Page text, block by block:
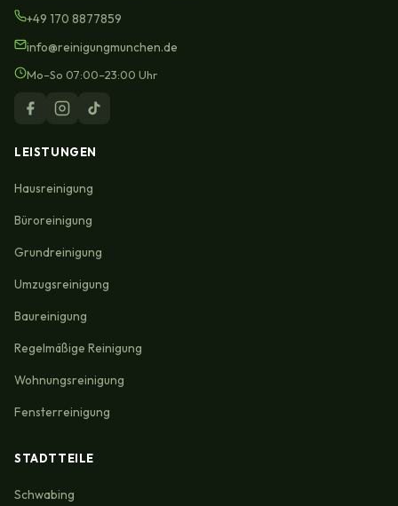
+49 170 8877859
info@reinigungmunchen.de
Mo–So 07:00–23:00 Uhr
LEISTUNGEN
Hausreinigung
Büroreinigung
Grundreinigung
Umzugsreinigung
Baureinigung
Regelmäßige Reinigung
Wohnungsreinigung
Fensterreinigung
STADTTEILE
Schwabing